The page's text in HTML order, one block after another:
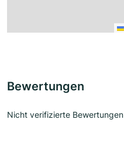
Bewertungen
Nicht verifizierte Bewertungen